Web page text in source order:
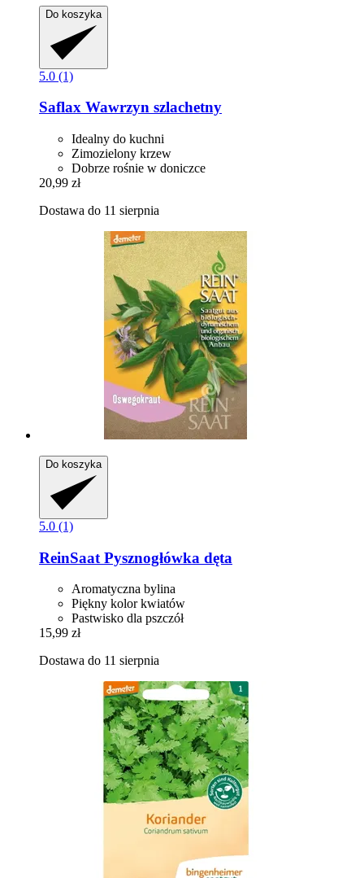
Do koszyka
5.0 (1)
Saflax Wawrzyn szlachetny
Idealny do kuchni
Zimozielony krzew
Dobrze rośnie w doniczce
20,99 zł
Dostawa do 11 sierpnia
Do koszyka
5.0 (1)
ReinSaat Pysznogłówka dęta
Aromatyczna bylina
Piękny kolor kwiatów
Pastwisko dla pszczół
15,99 zł
Dostawa do 11 sierpnia